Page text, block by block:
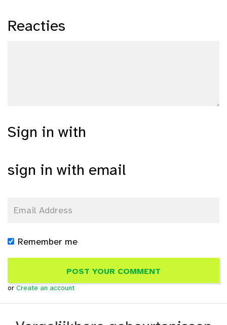
Reacties
Sign in with
sign in with email
Remember me
or Create an account